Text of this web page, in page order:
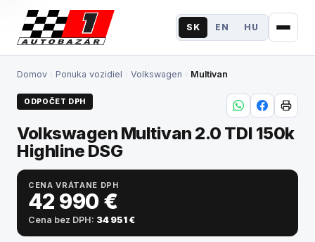
Ponuka vozidiel
Elektromobilita
Financovanie
Poistenie
Výkup
SK EN HU
Domov Ponuka vozidiel Volkswagen Multivan
ODPOČET DPH
Volkswagen Multivan 2.0 TDI 150k
Highline DSG
CENA VRÁTANE DPH
42 990 €
Cena bez DPH: 34 951 €